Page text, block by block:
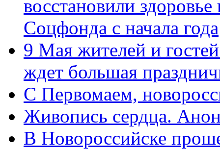
восстановили
Соцфонда с начала года
9 Мая жителей и
ждет большая
C Первомаем,
Живопись сердца.
В Новороссийске